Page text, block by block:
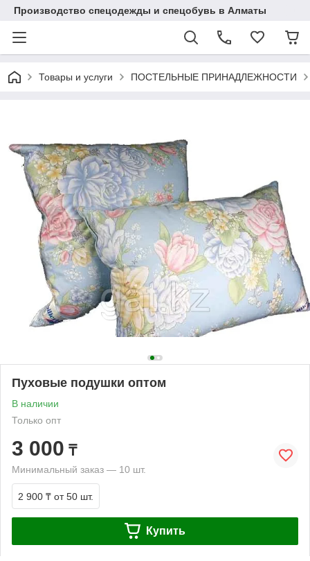
Производство спецодежды и спецобувь в Алматы
Товары и услуги ПОСТЕЛЬНЫЕ ПРИНАДЛЕЖНОСТИ
Пуховые подушки оптом
В наличии
Только опт
3 000 ₸
Минимальный заказ — 10 шт.
2 900 ₸ от 50 шт.
Купить